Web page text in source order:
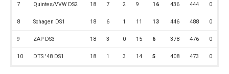
7 Quintes/VVW DS2 18 7 2 9 16 436 444 0
8 Schagen DS1 18 6 1 11 13 446 488 0
9 ZAP DS3 18 3 0 15 6 378 476 0
10 DTS '48 DS1 18 1 3 14 5 408 473 0